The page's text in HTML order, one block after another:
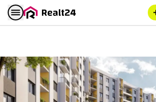
Продается 3-